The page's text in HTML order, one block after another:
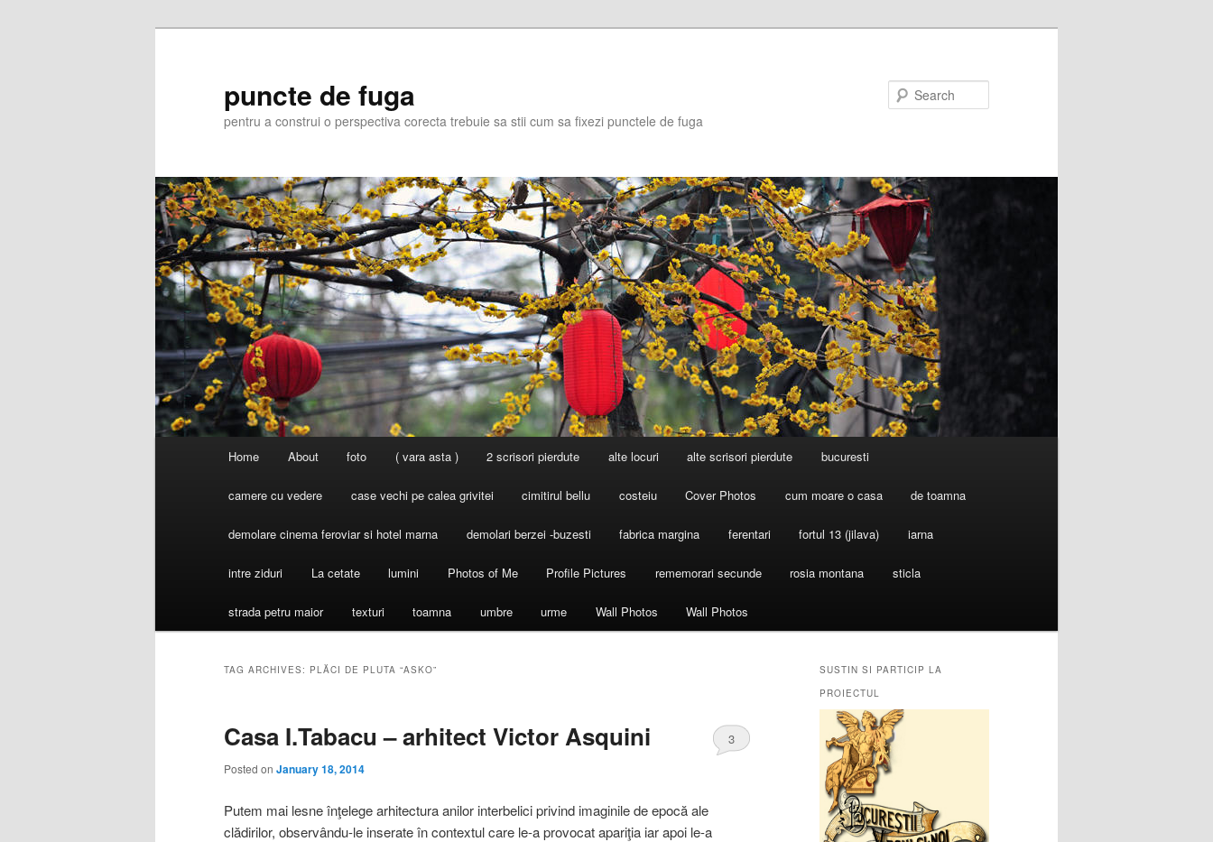
puncte de fuga
pentru a construi o perspectiva corecta trebuie sa stii cum sa fixezi punctele de fuga
Home About foto ( vara asta ) 2 scrisori pierdute alte locuri alte scrisori pierdute bucuresti
camere cu vedere case vechi pe calea grivitei cimitirul bellu costeiu Cover Photos cum moare o casa de toamna
demolare cinema feroviar si hotel marna demolari berzei -buzesti fabrica margina ferentari fortul 13 (jilava) iarna
intre ziduri La cetate lumini Photos of Me Profile Pictures rememorari secunde rosia montana sticla
strada petru maior texturi toamna umbre urme Wall Photos Wall Photos
TAG ARCHIVES: PLĂCI DE PLUTA “ASKO”
Casa I.Tabacu – arhitect Victor Asquini
Posted on January 18, 2014
3
Putem mai lesne înţelege arhitectura anilor interbelici privind imaginile de epocă ale
clădirilor, observându-le inserate în contextul care le-a provocat apariţia iar apoi le-a
SUSTIN SI PARTICIP LA
PROIECTUL